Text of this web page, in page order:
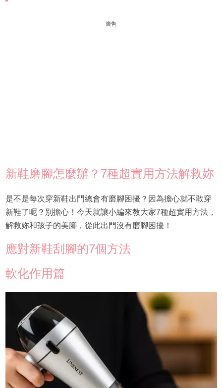
廣告
新鞋磨腳怎麼辦？7種超實用方法解救妳
是不是每次穿新鞋出門總會有磨腳困擾？因為擔心就不敢穿
新鞋了呢？別擔心！今天就讓小編來教大家7種超實用方法，
解救妳和孩子的美腳，從此出門沒有磨腳困擾！
應對新鞋刮腳的7個方法
軟化作用篇